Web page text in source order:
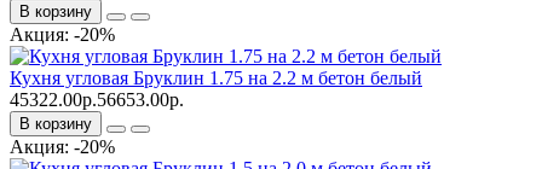
В корзину
Акция: -20%
Кухня угловая Бруклин 1.75 на 2.2 м бетон белый
45322.00р.56653.00р.
В корзину
Акция: -20%